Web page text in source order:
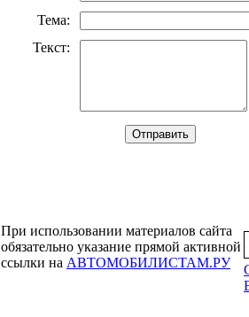
Тема:
Текст:
При использовании материалов сайта
обязательно указание прямой активной
ссылки на АВТОМОБИЛИСТАМ.РУ